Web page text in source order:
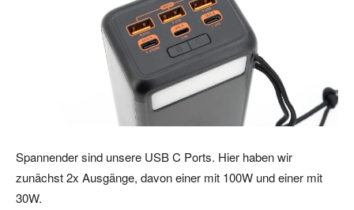
Spannender sind unsere USB C Ports. Hier haben wir
zunächst 2x Ausgänge, davon einer mit 100W und einer mit
30W.